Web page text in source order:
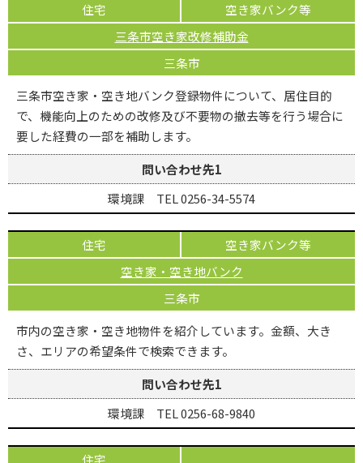
住宅
空き家バンク等
三条市空き家改修補助金
三条市
三条市空き家・空き地バンク登録物件について、居住目的
で、機能向上のための改修及び不要物の撤去等を行う場合に
要した経費の一部を補助します。
問い合わせ先1
環境課 TEL 0256-34-5574
住宅
空き家バンク等
空き家・空き地バンク
三条市
市内の空き家・空き地物件を紹介しています。金額、大き
さ、エリアの希望条件で検索できます。
問い合わせ先1
環境課 TEL 0256-68-9840
住宅